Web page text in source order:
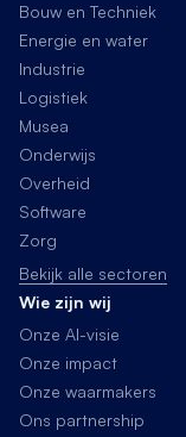
Bouw en Techniek
Energie en water
Industrie
Logistiek
Musea
Onderwijs
Overheid
Software
Zorg
Bekijk alle sectoren
Wie zijn wij
Onze AI-visie
Onze impact
Onze waarmakers
Ons partnership